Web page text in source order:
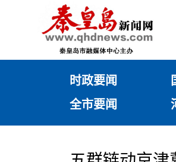
时政要闻
全市要闻